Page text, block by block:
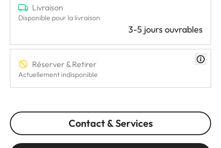
Livraison
Disponible pour la livraison
3-5 jours ouvrables
Réserver & Retirer
Actuellement indisponible
Contact & Services